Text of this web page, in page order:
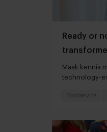
Ready or
Maak kennis
technology-
Foodservice